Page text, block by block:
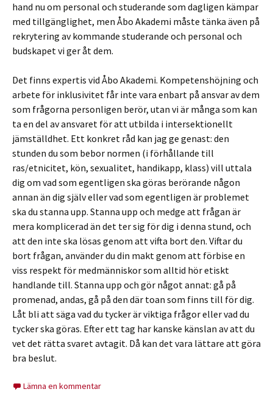
hand nu om personal och studerande som dagligen kämpar
med tillgänglighet, men Åbo Akademi måste tänka även på
rekrytering av kommande studerande och personal och
budskapet vi ger åt dem.
Det finns expertis vid Åbo Akademi. Kompetenshöjning och
arbete för inklusivitet får inte vara enbart på ansvar av dem
som frågorna personligen berör, utan vi är många som kan
ta en del av ansvaret för att utbilda i intersektionellt
jämställdhet. Ett konkret råd kan jag ge genast: den
stunden du som bebor normen (i förhållande till
ras/etnicitet, kön, sexualitet, handikapp, klass) vill uttala
dig om vad som egentligen ska göras berörande någon
annan än dig själv eller vad som egentligen är problemet
ska du stanna upp. Stanna upp och medge att frågan är
mera komplicerad än det ter sig för dig i denna stund, och
att den inte ska lösas genom att vifta bort den. Viftar du
bort frågan, använder du din makt genom att förbise en
viss respekt för medmänniskor som alltid hör etiskt
handlande till. Stanna upp och gör något annat: gå på
promenad, andas, gå på den där toan som finns till för dig.
Låt bli att säga vad du tycker är viktiga frågor eller vad du
tycker ska göras. Efter ett tag har kanske känslan av att du
vet det rätta svaret avtagit. Då kan det vara lättare att göra
bra beslut.
Lämna en kommentar